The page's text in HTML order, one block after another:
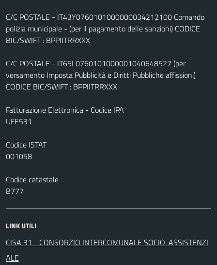
C/C POSTALE - IT43Y0760101000000034212100 Comando
polizia municipale - (per il pagamento delle sanzioni) CODICE
BIC/SWIFT : BPPIITRRXXX
C/C POSTALE - IT65L0760101000001040648527 (per
versamento Imposta Pubblicità e Diritti Pubbliche affissioni)
CODICE BIC/SWIFT : BPPIITRRXXX
Fatturazione Elettronica - Codice IPA
UFE531
Codice ISTAT
001058
Codice catastale
B777
LINK UTILI
CISA 31 - CONSORZIO INTERCOMUNALE SOCIO-ASSISTENZI
ALE